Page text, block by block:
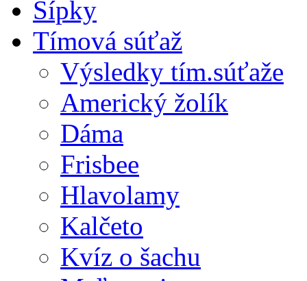
Šípky
Tímová súťaž
Výsledky tím.súťaže
Americký žolík
Dáma
Frisbee
Hlavolamy
Kalčeto
Kvíz o šachu